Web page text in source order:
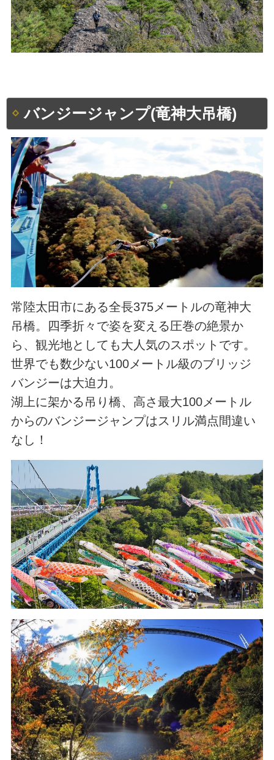
バンジージャンプ(竜神大吊橋)
常陸太田市にある全長375メートルの竜神大
吊橋。四季折々で姿を変える圧巻の絶景か
ら、観光地としても大人気のスポットです。
世界でも数少ない100メートル級のブリッジ
バンジーは大迫力。
湖上に架かる吊り橋、高さ最大100メートル
からのバンジージャンプはスリル満点間違い
なし！